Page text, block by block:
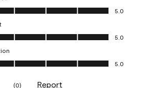
5.0 out of 5
5.0
5.0 out of 5
5.0
5.0 out of 5
5.0
(0) Report